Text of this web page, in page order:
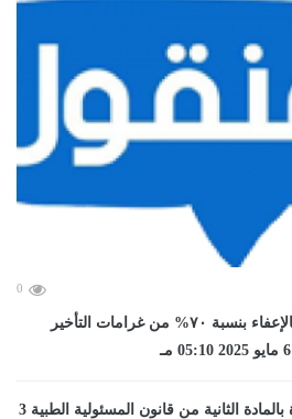
0
وزير الإسكان: منح تيسيرات بالإعفاء بنسبة ٧٠% من غرامات التأخير